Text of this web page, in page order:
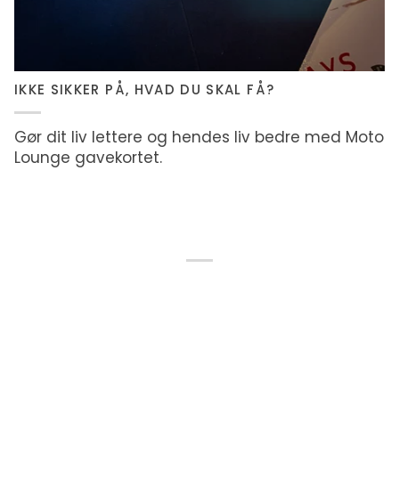
IKKE SIKKER PÅ, HVAD DU SKAL FÅ?
Gør dit liv lettere og hendes liv bedre med Moto
Lounge gavekortet.